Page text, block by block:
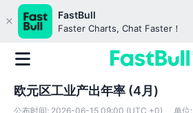
FastBull
Faster Charts, Chat Faster！
欧元区工业产出年率 (4月)
公布时间: 2026-06-15 09:00 (UTC +0) 单位: